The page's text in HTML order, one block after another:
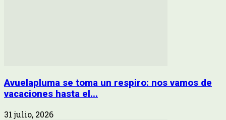
Avuelapluma se toma un respiro: nos vamos de
vacaciones hasta el...
31 julio, 2026